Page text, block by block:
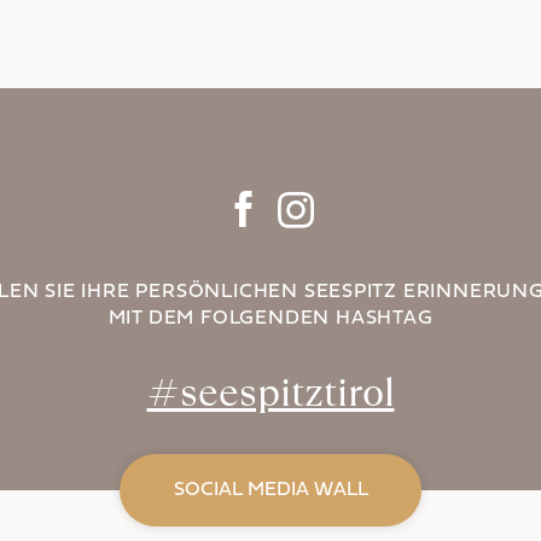
SIE IHRE PERSÖNLICHEN SEESPITZ
MIT DEM FOLGENDEN HASHTAG
#seespitztirol
SOCIAL MEDIA WALL